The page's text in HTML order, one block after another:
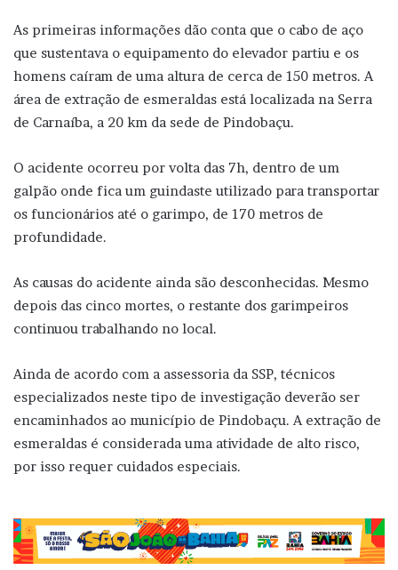
As primeiras informações dão conta que o cabo de aço
que sustentava o equipamento do elevador partiu e os
homens caíram de uma altura de cerca de 150 metros. A
área de extração de esmeraldas está localizada na Serra
de Carnaíba, a 20 km da sede de Pindobaçu.
O acidente ocorreu por volta das 7h, dentro de um
galpão onde fica um guindaste utilizado para transportar
os funcionários até o garimpo, de 170 metros de
profundidade.
As causas do acidente ainda são desconhecidas. Mesmo
depois das cinco mortes, o restante dos garimpeiros
continuou trabalhando no local.
Ainda de acordo com a assessoria da SSP, técnicos
especializados neste tipo de investigação deverão ser
encaminhados ao município de Pindobaçu. A extração de
esmeraldas é considerada uma atividade de alto risco,
por isso requer cuidados especiais.